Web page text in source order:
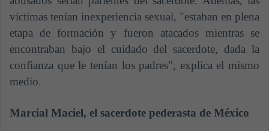
víctimas tenían inexperiencia sexual, "estaban en plena
etapa de formación y fueron atacados mientras se
encontraban bajo el cuidado del sacerdote, dada la
confianza que le tenían los padres", explica el mismo
medio.
Marcial Maciel, el sacerdote pederasta de México